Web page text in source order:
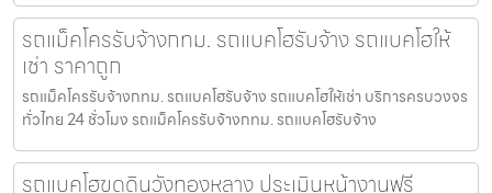
รถแม็คโครรับจ้างกทม. รถแบคโฮรับจ้าง รถแบคโฮให้
เช่า ราคาถูก
รถแม็คโครรับจ้างกทม. รถแบคโฮรับจ้าง รถแบคโฮให้เช่า บริการครบวงจร
ทั่วไทย 24 ชั่วโมง รถแม็คโครรับจ้างกทม. รถแบคโฮรับจ้าง
รถแบคโฮขุดดินวังทองหลาง ประเมินหน้างานฟรี